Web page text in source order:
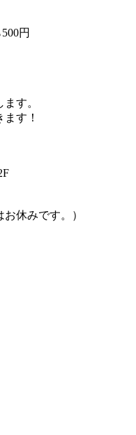
円
す。
す！
休みです。）